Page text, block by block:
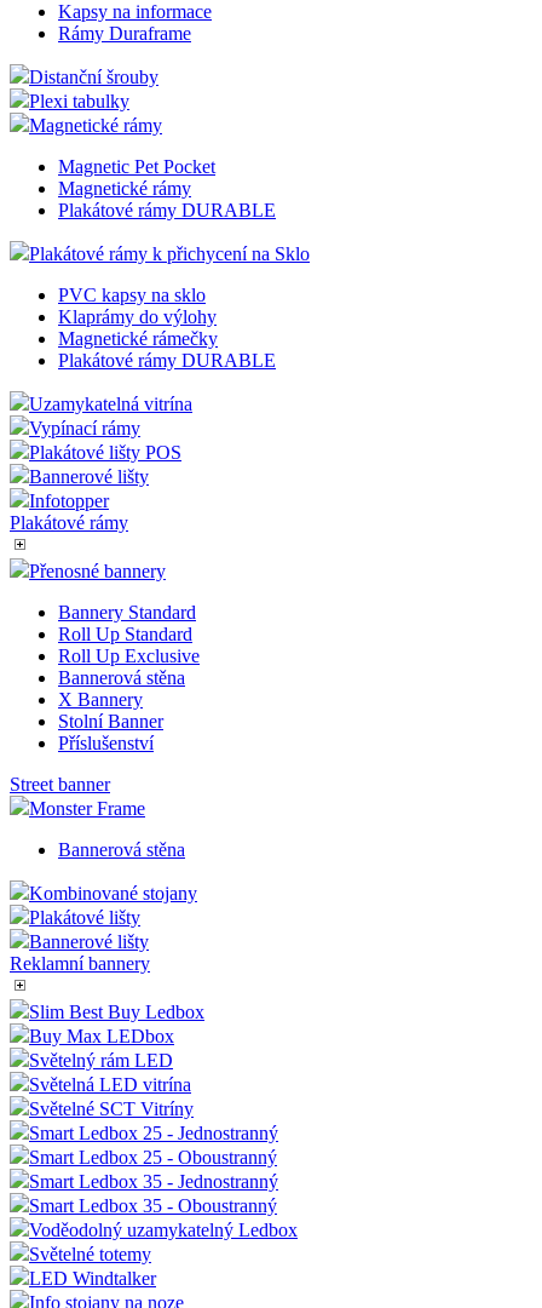
Kapsy na informace
Rámy Duraframe
Distanční šrouby
Plexi tabulky
Magnetické rámy
Magnetic Pet Pocket
Magnetické rámy
Plakátové rámy DURABLE
Plakátové rámy k přichycení na Sklo
PVC kapsy na sklo
Klaprámy do výlohy
Magnetické rámečky
Plakátové rámy DURABLE
Uzamykatelná vitrína
Vypínací rámy
Plakátové lišty POS
Bannerové lišty
Infotopper
Plakátové rámy
Přenosné bannery
Bannery Standard
Roll Up Standard
Roll Up Exclusive
Bannerová stěna
X Bannery
Stolní Banner
Příslušenství
Street banner
Monster Frame
Bannerová stěna
Kombinované stojany
Plakátové lišty
Bannerové lišty
Reklamní bannery
Slim Best Buy Ledbox
Buy Max LEDbox
Světelný rám LED
Světelná LED vitrína
Světelné SCT Vitríny
Smart Ledbox 25 - Jednostranný
Smart Ledbox 25 - Oboustranný
Smart Ledbox 35 - Jednostranný
Smart Ledbox 35 - Oboustranný
Voděodolný uzamykatelný Ledbox
Světelné totemy
LED Windtalker
Info stojany na noze